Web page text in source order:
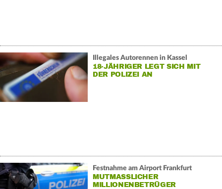
Illegales Autorennen in Kassel
18-JÄHRIGER LEGT SICH MIT
DER POLIZEI AN
Festnahme am Airport Frankfurt
MUTMASSLICHER M
ILLIONENBETRÜGER G